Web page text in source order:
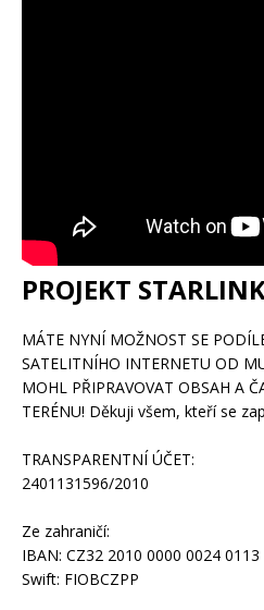
PROJEKT
MÁTE NYNÍ MOŽNOST SE
SATELITNÍHO INTERNETU OD
MOHL PŘIPRAVOVAT OBSAH A
TERÉNU! Děkuji všem, kteří se
TRANSPARENTNÍ ÚČET:
2401131596/2010
Ze zahraničí:
IBAN: CZ32 2010 0000 0024 0113
Swift: FIOBCZPP